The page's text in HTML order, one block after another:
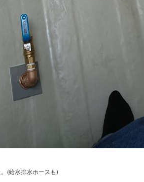
(給水排水ホースも)